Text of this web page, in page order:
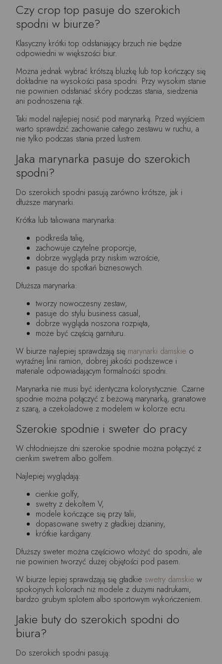
Czy crop top pasuje do szerokich
spodni w biurze?
Klasyczny krótki top odsłaniający brzuch nie będzie
odpowiedni w większości biur.
Można jednak wybrać krótszą bluzkę lub top kończący się
dokładnie na wysokości pasa spodni. Przy wysokim stanie
nie powinien odsłaniać skóry podczas stania, siedzenia
ani podnoszenia rąk.
Taki model najlepiej nosić pod marynarką. Przed wyjściem
warto sprawdzić zachowanie całego zestawu w ruchu, a
nie tylko podczas stania przed lustrem.
Jaka marynarka pasuje do szerokich
spodni?
Do szerokich spodni pasują zarówno krótsze, jak i
dłuższe marynarki.
Krótka lub taliowana marynarka:
podkreśla talię,
zachowuje czytelne proporcje,
dobrze wygląda przy niskim wzroście,
pasuje do spotkań biznesowych.
Dłuższa marynarka:
tworzy nowoczesny zestaw,
pasuje do stylu business casual,
dobrze wygląda noszona rozpięta,
może być częścią garnituru.
W biurze najlepiej sprawdzają się marynarki damskie o
wyraźnej linii ramion, dobrej jakości podszewce i
materiale odpowiadającym formalności spodni.
Marynarka nie musi być identyczna kolorystycznie. Czarne
spodnie można połączyć z beżową marynarką, granatowe
z szarą, a czekoladowe z modelem w kolorze ecru.
Szerokie spodnie i sweter do pracy
W chłodniejsze dni szerokie spodnie można połączyć z
cienkim swetrem albo golfem.
Najlepiej wyglądają:
cienkie golfy,
swetry z dekoltem V,
modele kończące się przy talii,
dopasowane swetry z gładkiej dzianiny,
krótkie kardigany.
Dłuższy sweter można częściowo włożyć do spodni, ale
nie powinien tworzyć dużej objętości pod pasem.
W biurze lepiej sprawdzają się gładkie swetry damskie w
spokojnych kolorach niż modele z dużymi nadrukami,
bardzo grubym splotem albo sportowym wykończeniem.
Jakie buty do szerokich spodni do
biura?
Do szerokich spodni pasują: